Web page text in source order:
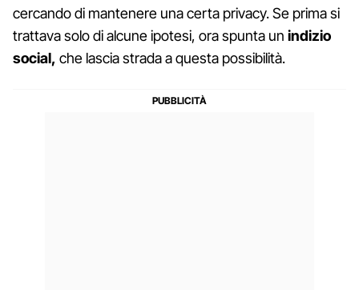
cercando di mantenere una certa privacy. Se prima si
trattava solo di alcune ipotesi, ora spunta un indizio
social, che lascia strada a questa possibilità.